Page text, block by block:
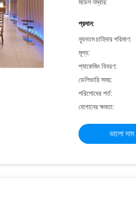
মডেল নম্বার:
প্রদান:
ন্যূনতম চাহিদার পরিমাণ:
মূল্য:
প্যাকেজিং বিবরণ:
ডেলিভারি সময়:
পরিশোধের শর্ত:
যোগানের ক্ষমতা:
ভালো দাম